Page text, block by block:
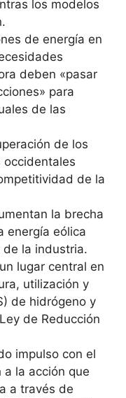
los modelos
de energía en
deben «pasar
para
de las
de los
de la
la brecha
energía eólica
la industria.
lugar central en
utilización y
de hidrógeno y
de Reducción
impulso con el
la acción que
a través de